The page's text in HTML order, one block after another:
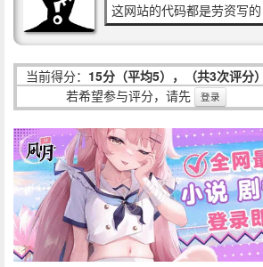
这网站的代码都是劳资写
当前得分： 15分（平均5），（共3次评分）
若希望参与评分，请先
登录